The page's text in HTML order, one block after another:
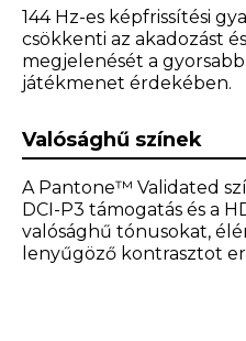
144 Hz-es képfrissítési
csökkenti az akadozást
megjelenését a
játékmenet érdekében.
Valósághű színek
A Pantone™ Validated
DCI-P3 támogatás és a
valósághű tónusokat,
lenyűgöző kontrasztot